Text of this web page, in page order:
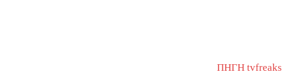
ΠΗΓΗ tvfreaks